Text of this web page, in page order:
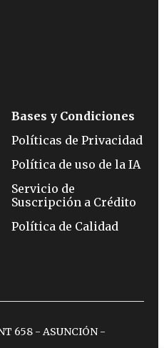
Bases y Condiciones
Políticas de Privacidad
Política de uso de la IA
Servicio de
Suscripción a Crédito
Política de Calidad
658 - ASUNCIÓN -